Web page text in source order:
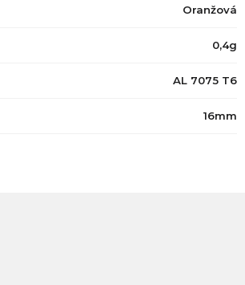
Oranžová
0,4g
AL 7075 T6
16mm